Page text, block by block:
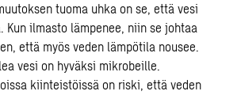
tuoma uhka on se, että vesi
Kun ilmasto lämpenee, niin se johtaa
että myös veden lämpötila nousee.
vesi on hyväksi mikrobeille.
kiinteistöissä on riski, että veden